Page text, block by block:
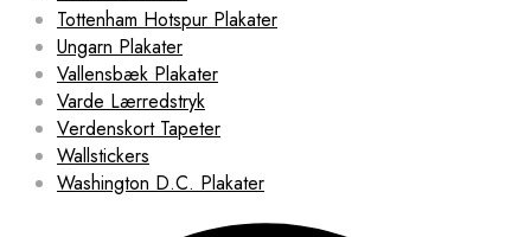
Tottenham Hotspur Plakater
Ungarn Plakater
Vallensbæk Plakater
Varde Lærredstryk
Verdenskort Tapeter
Wallstickers
Washington D.C. Plakater